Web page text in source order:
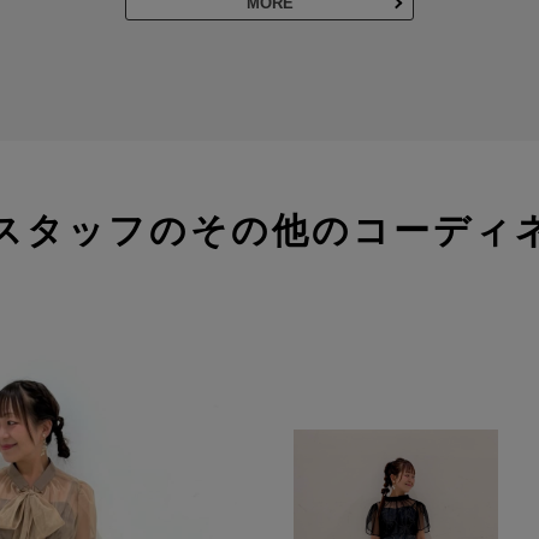
タッフのその他のコーディ